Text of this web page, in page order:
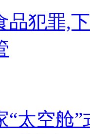
品犯罪,
“太空舱